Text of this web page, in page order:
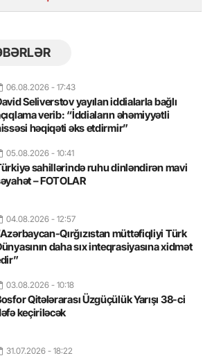
06.08.2026 - 17:43
Seliverstov yayılan iddialarla bağlı
verib: “İddiaların əhəmiyyətli
həqiqəti əks etdirmir”
05.08.2026 - 10:41
sahillərində ruhu dinləndirən mavi
– FOTOLAR
04.08.2026 - 12:57
Qırğızıstan müttəfiqliyi Türk
daha sıx inteqrasiyasına xidmət
03.08.2026 - 10:18
Qitələrarası Üzgüçülük Yarışı 38-ci
keçiriləcək
31.07.2026 - 18:22